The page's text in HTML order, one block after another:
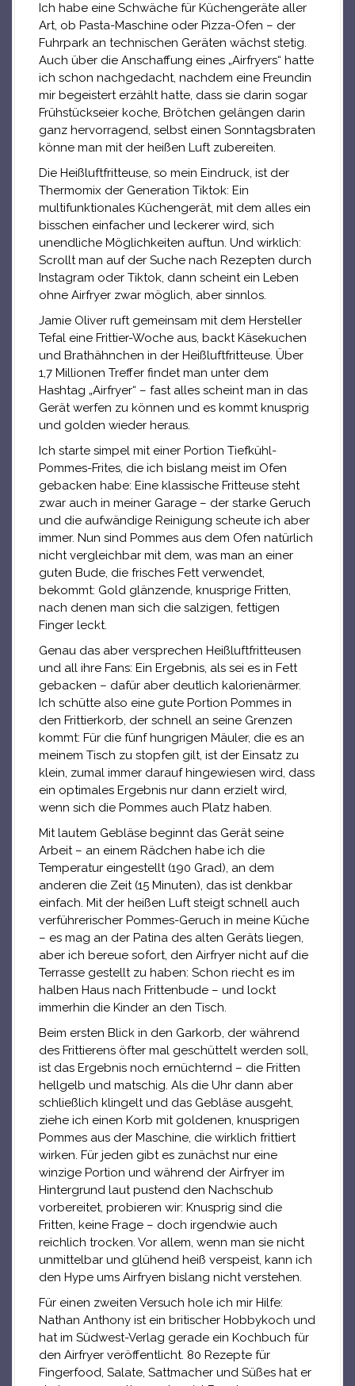
Ich habe eine Schwäche für Küchengeräte aller
Art, ob Pasta-Maschine oder Pizza-Ofen – der
Fuhrpark an technischen Geräten wächst stetig.
Auch über die Anschaffung eines „Airfryers“ hatte
ich schon nachgedacht, nachdem eine Freundin
mir begeistert erzählt hatte, dass sie darin sogar
Frühstückseier koche, Brötchen gelängen darin
ganz hervorragend, selbst einen Sonntagsbraten
könne man mit der heißen Luft zubereiten.
Die Heißluftfritteuse, so mein Eindruck, ist der
Thermomix der Generation Tiktok: Ein
multifunktionales Küchengerät, mit dem alles ein
bisschen einfacher und leckerer wird, sich
unendliche Möglichkeiten auftun. Und wirklich:
Scrollt man auf der Suche nach Rezepten durch
Instagram oder Tiktok, dann scheint ein Leben
ohne Airfryer zwar möglich, aber sinnlos.
Jamie Oliver ruft gemeinsam mit dem Hersteller
Tefal eine Frittier-Woche aus, backt Käsekuchen
und Brathähnchen in der Heißluftfritteuse. Über
1,7 Millionen Treffer findet man unter dem
Hashtag „Airfryer“ – fast alles scheint man in das
Gerät werfen zu können und es kommt knusprig
und golden wieder heraus.
Ich starte simpel mit einer Portion Tiefkühl-
Pommes-Frites, die ich bislang meist im Ofen
gebacken habe: Eine klassische Fritteuse steht
zwar auch in meiner Garage – der starke Geruch
und die aufwändige Reinigung scheute ich aber
immer. Nun sind Pommes aus dem Ofen natürlich
nicht vergleichbar mit dem, was man an einer
guten Bude, die frisches Fett verwendet,
bekommt: Gold glänzende, knusprige Fritten,
nach denen man sich die salzigen, fettigen
Finger leckt.
Genau das aber versprechen Heißluftfritteusen
und all ihre Fans: Ein Ergebnis, als sei es in Fett
gebacken – dafür aber deutlich kalorienärmer.
Ich schütte also eine gute Portion Pommes in
den Frittierkorb, der schnell an seine Grenzen
kommt: Für die fünf hungrigen Mäuler, die es an
meinem Tisch zu stopfen gilt, ist der Einsatz zu
klein, zumal immer darauf hingewiesen wird, dass
ein optimales Ergebnis nur dann erzielt wird,
wenn sich die Pommes auch Platz haben.
Mit lautem Gebläse beginnt das Gerät seine
Arbeit – an einem Rädchen habe ich die
Temperatur eingestellt (190 Grad), an dem
anderen die Zeit (15 Minuten), das ist denkbar
einfach. Mit der heißen Luft steigt schnell auch
verführerischer Pommes-Geruch in meine Küche
– es mag an der Patina des alten Geräts liegen,
aber ich bereue sofort, den Airfryer nicht auf die
Terrasse gestellt zu haben: Schon riecht es im
halben Haus nach Frittenbude – und lockt
immerhin die Kinder an den Tisch.
Beim ersten Blick in den Garkorb, der während
des Frittierens öfter mal geschüttelt werden soll,
ist das Ergebnis noch ernüchternd – die Fritten
hellgelb und matschig. Als die Uhr dann aber
schließlich klingelt und das Gebläse ausgeht,
ziehe ich einen Korb mit goldenen, knusprigen
Pommes aus der Maschine, die wirklich frittiert
wirken. Für jeden gibt es zunächst nur eine
winzige Portion und während der Airfryer im
Hintergrund laut pustend den Nachschub
vorbereitet, probieren wir: Knusprig sind die
Fritten, keine Frage – doch irgendwie auch
reichlich trocken. Vor allem, wenn man sie nicht
unmittelbar und glühend heiß verspeist, kann ich
den Hype ums Airfryen bislang nicht verstehen.
Für einen zweiten Versuch hole ich mir Hilfe:
Nathan Anthony ist ein britischer Hobbykoch und
hat im Südwest-Verlag gerade ein Kochbuch für
den Airfryer veröffentlicht. 80 Rezepte für
Fingerfood, Salate, Sattmacher und Süßes hat er